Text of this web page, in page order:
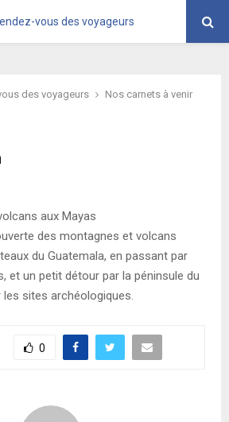
des voyageurs
Nos carnets à venir
aux Mayas
des montagnes et volcans
du Guatemala, en passant par
et un petit détour par la péninsule du
sites archéologiques.
0